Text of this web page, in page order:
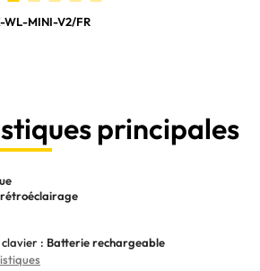
WL-MINI-V2/FR
principales
rétroéclairage
: Batterie rechargeable